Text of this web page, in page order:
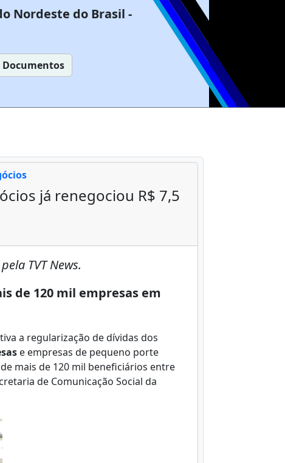
Nordeste do Brasil -
Documentos
já renegociou R$ 7,5
TVT News.
de 120 mil empresas em
a regularização de dívidas dos
e empresas de pequeno porte
mais de 120 mil beneficiários entre
de Comunicação Social da